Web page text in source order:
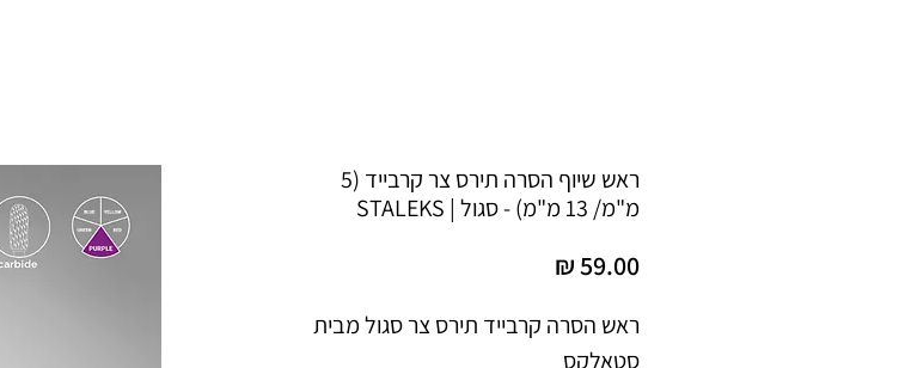
ראש שיוף הסרה תירס צר קרבייד (5
מ"מ/ 13 מ"מ) - סגול | STALEKS